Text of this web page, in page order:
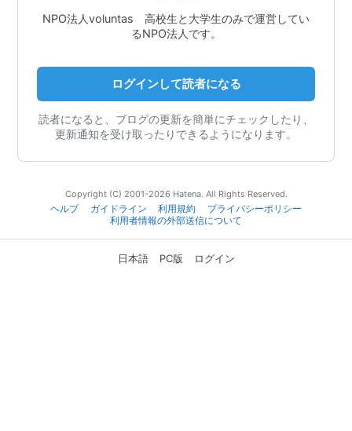
NPO法人voluntas 高校生と大学生のみで運営してい
るNPO法人です。
ログインして読者になる
読者になると、ブログの更新を簡単にチェックしたり、
更新通知を受け取ったりできるようになります。
Copyright (C) 2001-2026 Hatena. All Rights Reserved.
ヘルプ
ガイドライン 利用規約
プライバシーポリシー
利用者情報の外部送信について
日本語 PC版 ログイン